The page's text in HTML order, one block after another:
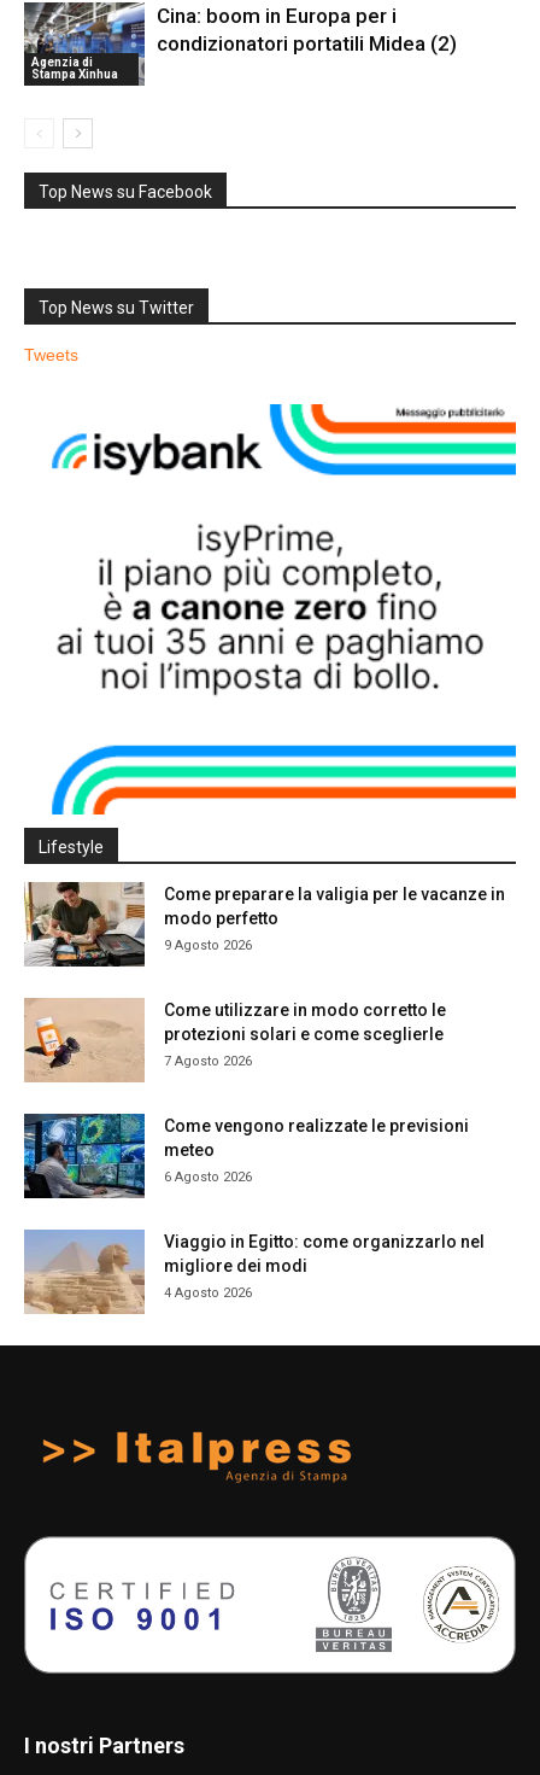
Agenzia di
Stampa Xinhua
Cina: boom in Europa per i
condizionatori portatili Midea (2)
Top News su Facebook
Top News su Twitter
Tweets
Lifestyle
Come preparare la valigia per le vacanze in
modo perfetto
9 Agosto 2026
Come utilizzare in modo corretto le
protezioni solari e come sceglierle
7 Agosto 2026
Come vengono realizzate le previsioni
meteo
6 Agosto 2026
Viaggio in Egitto: come organizzarlo nel
migliore dei modi
4 Agosto 2026
I nostri Partners